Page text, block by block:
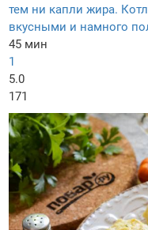
тем ни капли жира.
вкусными и намного
45 мин
1
5.0
171